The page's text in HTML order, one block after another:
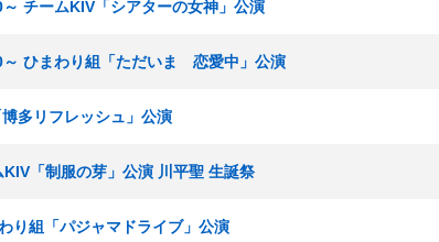
チームKIV「シアターの女神」公演
ひまわり組「ただいま 恋愛中」公演
多リフレッシュ」公演
「制服の芽」公演 川平聖 生誕祭
り組「パジャマドライブ」公演